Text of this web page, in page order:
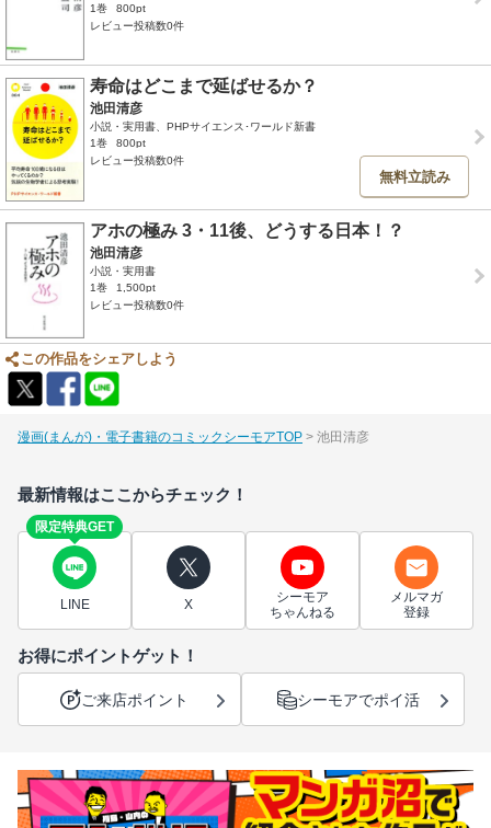
1巻
800pt
レビュー投稿数0件
寿命はどこまで延ばせるか？
池田清彦
小説・実用書、PHPサイエンス･ワールド新書
1巻
800pt
レビュー投稿数0件
無料立読み
アホの極み 3・11後、どうする日本！？
池田清彦
小説・実用書
1巻
1,500pt
レビュー投稿数0件
この作品をシェアしよう
漫画(まんが)・電子書籍のコミックシーモアTOP 池田清彦
最新情報はここからチェック！
限定特典GET
LINE X
シーモア
ちゃんねる
メルマガ
登録
お得にポイントゲット！
ご来店ポイント シーモアでポイ活